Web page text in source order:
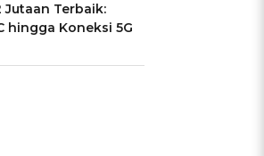
Jutaan Terbaik:
hingga Koneksi 5G